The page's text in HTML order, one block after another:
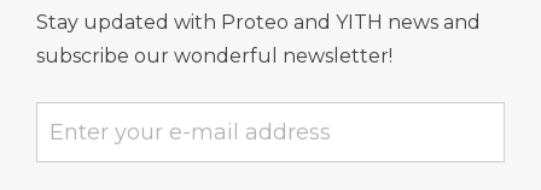
Stay updated with Proteo and YITH news and
subscribe our wonderful newsletter!